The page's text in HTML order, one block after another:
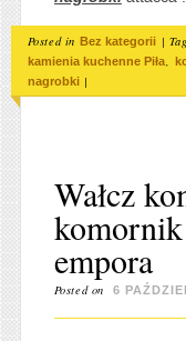
Posted in Bez kategorii |
kamienia kuchenne Piła,
nagrobki |
Wałcz
empora
Posted on 6